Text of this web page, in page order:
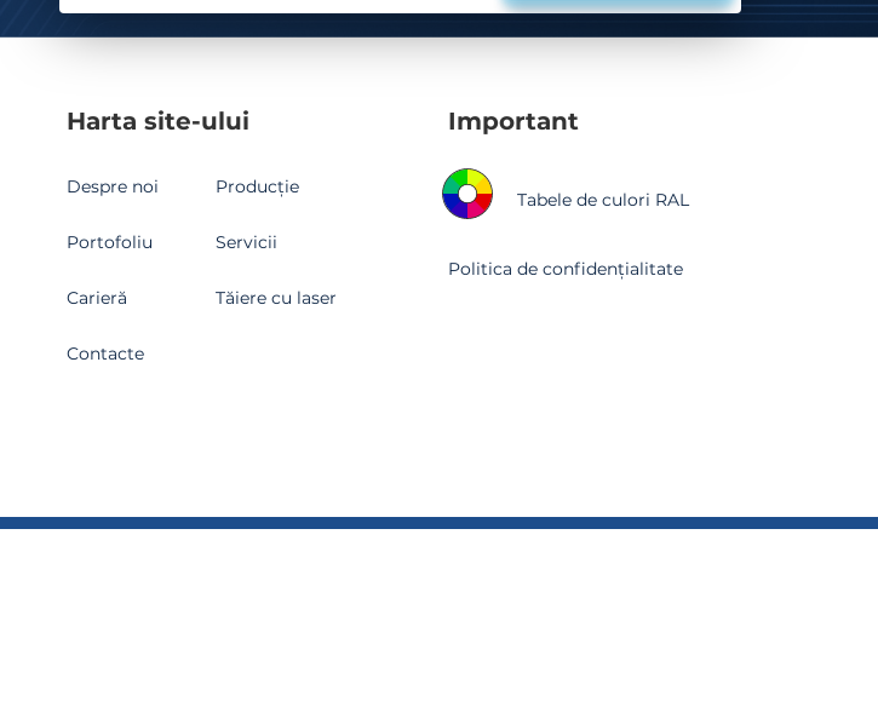
Harta site-ului
Despre noi
Portofoliu
Carieră
Contacte
Producție
Servicii
Tăiere cu laser
Important
Tabele de culori RAL
Politica de confidențialitate